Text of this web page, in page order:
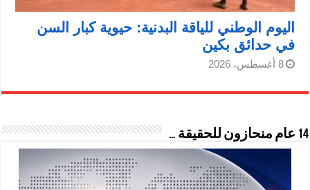
اليوم الوطني للياقة البدنية: حيوية كبار السن
في حدائق بكين
8 أغسطس، 2026
14 عام منحازون للحقيقة …